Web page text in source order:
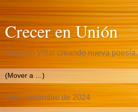
Crecer en Unión
Gonzalo Villar creando nueva poesía.
8 de noviembre de 2024